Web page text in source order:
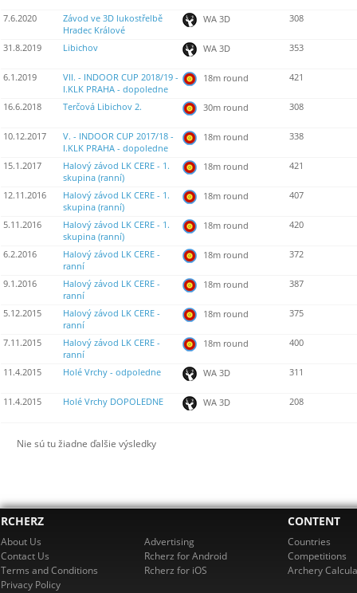
7.6.2020
Závod ve 3D lukostřelbě
Hradec Králové
WA 3D 308
31.8.2019 Libichov WA 3D 353
6.1.2019
VII. - INDOOR CUP 2018/19 -
I.KLK PRAHA - dopoledne
18m round 421
16.6.2018 Terčová Libichov 2. 30m round 308
10.12.2017
V. - INDOOR CUP 2017/18 -
I.KLK PRAHA - dopoledne
18m round 338
15.1.2017
Halový závod LK CERE - 1.
skupina (ranní)
18m round 421
12.11.2016
Halový závod LK CERE - 1.
skupina (ranní)
18m round 407
5.11.2016
Halový závod LK CERE - 1.
skupina (ranní)
18m round 420
6.2.2016
Halový závod LK CERE -
ranní
18m round 372
9.1.2016
Halový závod LK CERE -
ranní
18m round 387
5.12.2015
Halový závod LK CERE -
ranní
18m round 375
7.11.2015
Halový závod LK CERE -
ranní
18m round 400
11.4.2015 Holé Vrchy - odpoledne WA 3D 311
11.4.2015 Holé Vrchy DOPOLEDNE WA 3D 208
Nie sú tu žiadne ďalšie výsledky
RCHERZ
About Us
Contact Us
Terms and Conditions
Privacy Policy
Advertising
Rcherz for Android
Rcherz for iOS
CONTENT
Countries
Competitions
Archery